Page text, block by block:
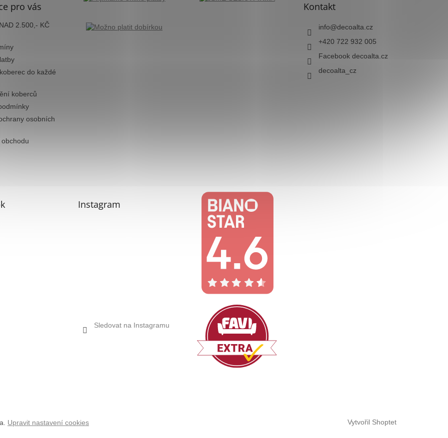
pro vás
2.500,- KČ
do každé
koberců
osobních
Kontakt
info@decoalta.cz
+420 722 932 005
Facebook decoalta.cz
decoalta_cz
Instagram
Sledovat na Instagramu
Vytvořil Shoptet
Upravit nastavení cookies